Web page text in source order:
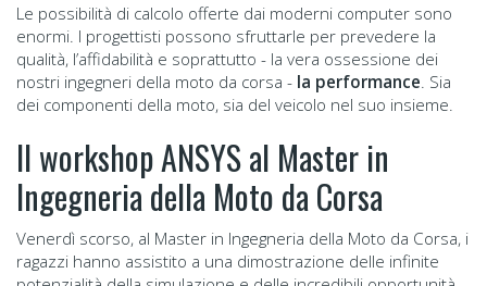
Le possibilità di calcolo offerte dai moderni computer sono
enormi. I progettisti possono sfruttarle per prevedere la
qualità, l’affidabilità e soprattutto - la vera ossessione dei
nostri ingegneri della moto da corsa - la performance . Sia
dei componenti della moto, sia del veicolo nel suo insieme.
Il workshop ANSYS al Master in
Ingegneria della Moto da Corsa
Venerdì scorso, al Master in Ingegneria della Moto da Corsa, i
ragazzi hanno assistito a una dimostrazione delle infinite